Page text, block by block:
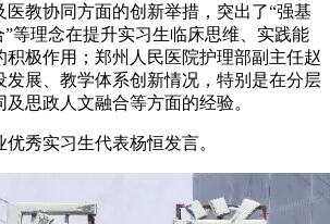
医教协同方面的创新举措，突出了“强基
”等理念在提升实习生临床思维、实践能
积极作用；郑州人民医院护理部副主任赵
发展、教学体系创新情况，特别是在分层
思政人文融合等方面的经验。
优秀实习生代表杨恒发言。